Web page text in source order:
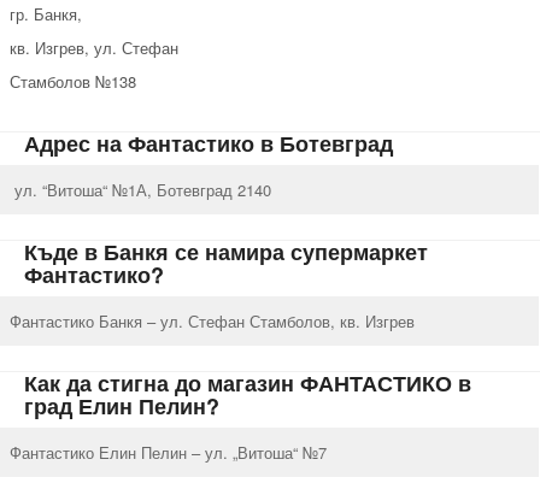
гр. Банкя,
кв. Изгрев, ул. Стефан
Стамболов №138
Адрес на Фантастико в Ботевград
ул. “Витоша“ №1А, Ботевград 2140
Къде в Банкя се намира супермаркет
Фантастико?
Фантастико Банкя – ул. Стефан Стамболов, кв. Изгрев
Как да стигна до магазин ФАНТАСТИКО в
град Елин Пелин?
Фантастико Елин Пелин – ул. „Витоша“ №7